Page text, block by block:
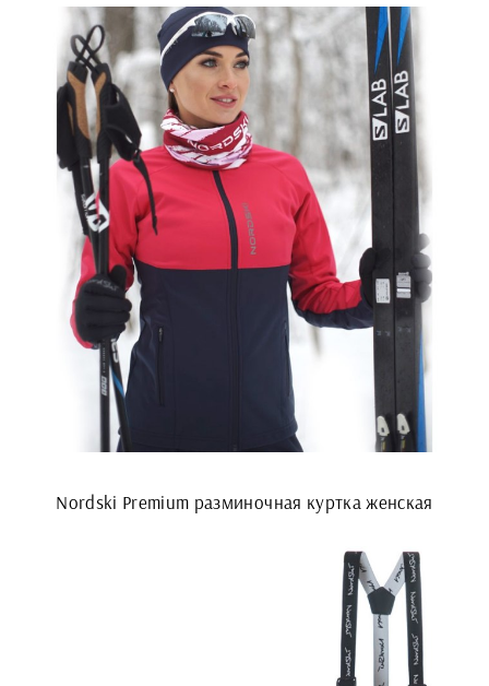
Nordski Premium разминочная куртка женская